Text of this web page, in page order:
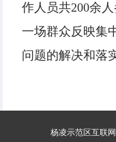
作人员共200余
一场群众反映集
问题的解决和落
杨凌示范区互联